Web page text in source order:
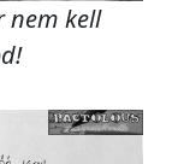
nem kell